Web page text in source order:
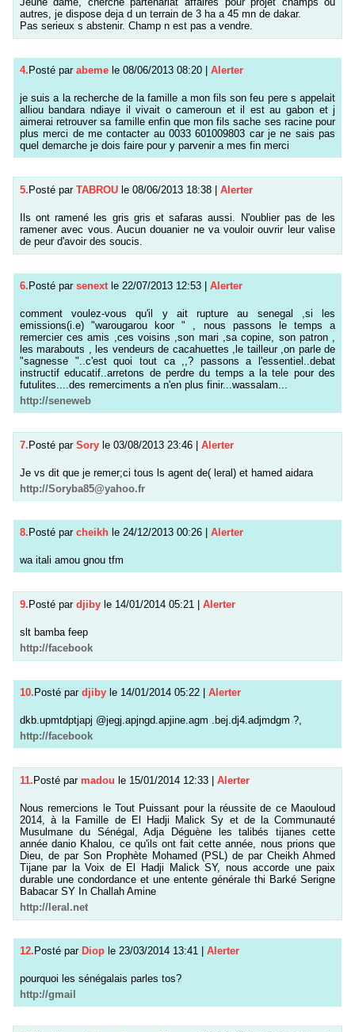
autres, je dispose deja d un terrain de 3 ha a 45 mn de dakar.
Pas serieux s abstenir. Champ n est pas a vendre.
4. Posté par abeme le 08/06/2013 08:20 Alerter
je suis a la recherche de la famille a mon fils son feu pere s appelait
alliou bandara ndiaye il vivait o cameroun et il est au gabon et j
aimerai retrouver sa famille enfin que mon fils sache ses racine pour
plus merci de me contacter au 0033 601009803 car je ne sais pas
quel demarche je dois faire pour y parvenir a mes fin merci
5. Posté par TABROU le 08/06/2013 18:38 Alerter
Ils ont ramené les gris gris et safaras aussi. N'oublier pas de les
ramener avec vous. Aucun douanier ne va vouloir ouvrir leur valise
de peur d'avoir des soucis.
6. Posté par senext le 22/07/2013 12:53 Alerter
comment voulez-vous qu'il y ait rupture au senegal ,si les
emissions(i.e) "warougarou koor " , nous passons le temps a
remercier ces amis ,ces voisins ,son mari ,sa copine, son patron ,
les marabouts , les vendeurs de cacahuettes ,le tailleur ,on parle de
"sagnesse "..c'est quoi tout ca ,,? passons a l'essentiel..debat
instructif educatif..arretons de perdre du temps a la tele pour des
futulites....des remerciments a n'en plus finir...wassalam...
http://seneweb
7.Posté par Sory le 03/08/2013 23:46 | Alerter
Je vs dit que je remer;ci tous ls agent de( leral) et hamed aidara
http://Soryba85@yahoo.fr
8. Posté par cheikh le 24/12/2013 00:26 Alerter
wa itali amou gnou tfm
9. Posté par djiby le 14/01/2014 05:21 Alerter
slt bamba feep
http://facebook
10. Posté par djiby le 14/01/2014 05:22 Alerter
dkb.upmtdptjapj @jegj.apjngd.apjine.agm .bej.dj4.adjmdgm ?,
http://facebook
11.Posté par madou le 15/01/2014 12:33 | Alerter
Nous remercions le Tout Puissant pour la réussite de ce Maouloud
2014, à la Famille de El Hadji Malick Sy et de la Communauté
Musulmane du Sénégal, Adja Déguène les talibés tijanes cette
année danio Khalou, ce qu'ils ont fait cette année, nous prions que
Dieu, de par Son Prophète Mohamed (PSL) de par Cheikh Ahmed
Tijane par la Voix de El Hadji Malick SY, nous accorde une paix
durable une condordance et une entente générale thi Barké Serigne
Babacar SY In Challah Amine
http://leral.net
12. Posté par Diop le 23/03/2014 13:41 Alerter
pourquoi les sénégalais parles tos?
http://gmail